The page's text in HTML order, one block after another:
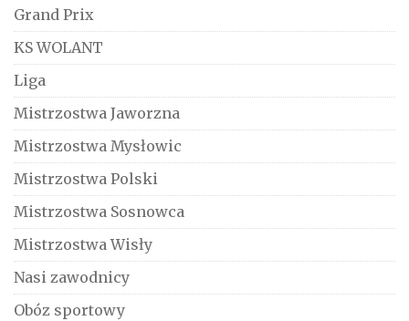
Grand Prix
KS WOLANT
Liga
Mistrzostwa Jaworzna
Mistrzostwa Mysłowic
Mistrzostwa Polski
Mistrzostwa Sosnowca
Mistrzostwa Wisły
Nasi zawodnicy
Obóz sportowy